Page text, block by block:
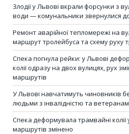
Злодії у Львові вкрали форсунки з
води — комунальники звернулися до
Ремонт аварійної тепломережі на
маршрут тролейбуса та схему руху
Спека погнула рейки: у Львові
колії одразу на двох вулицях, рух
маршрутів
У Львові навчатимуть чиновників
людьми з інвалідністю та
Спека деформувала трамвайні колії
маршрутів змінено